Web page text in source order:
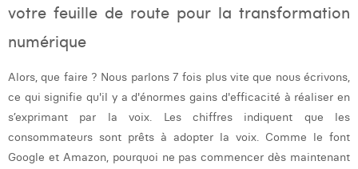
votre feuille de route pour la transformation
numérique
Alors, que faire ? Nous parlons 7 fois plus vite que nous écrivons,
ce qui signifie qu'il y a d'énormes gains d'efficacité à réaliser en
s’exprimant par la voix. Les chiffres indiquent que les
consommateurs sont prêts à adopter la voix. Comme le font
Google et Amazon, pourquoi ne pas commencer dès maintenant